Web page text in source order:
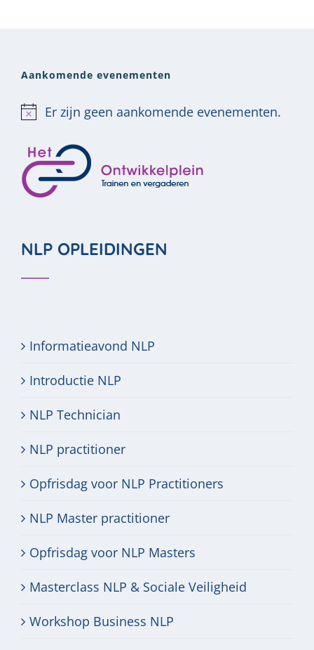
Aankomende evenementen
Bericht
Er zijn geen aankomende evenementen.
NLP OPLEIDINGEN
Informatieavond NLP
Introductie NLP
NLP Technician
NLP practitioner
Opfrisdag voor NLP Practitioners
NLP Master practitioner
Opfrisdag voor NLP Masters
Masterclass NLP & Sociale Veiligheid
Workshop Business NLP